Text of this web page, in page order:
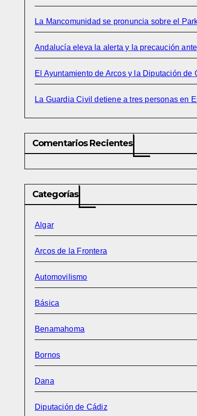
La Mancomunidad se pronuncia sobre el
Andalucía eleva la alerta y la precaución
El Ayuntamiento de Arcos y la Diputación
La Guardia Civil detiene a tres personas en
Comentarios Recientes
Categorías
Algar
Arcos de la Frontera
Automovilismo
Básica
Benamahoma
Bornos
Dana
Diputación de Cádiz